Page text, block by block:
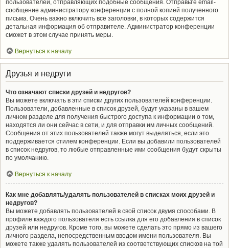
пользователей, отправляющих подобные сообщения. Отправьте email-
сообщение администратору конференции с полной копией полученного
письма. Очень важно включить все заголовки, в которых содержится
детальная информация об отправителе. Администратор конференции
сможет в этом случае принять меры.
Вернуться к началу
Друзья и недруги
Что означают списки друзей и недругов?
Вы можете включать в эти списки других пользователей конференции.
Пользователи, добавленные в список друзей, будут указаны в вашем
личном разделе для получения быстрого доступа к информации о том,
находятся ли они сейчас в сети, и для отправки им личных сообщений.
Сообщения от этих пользователей также могут выделяться, если это
поддерживается стилем конференции. Если вы добавили пользователей
в список недругов, то любые отправленные ими сообщения будут скрыты
по умолчанию.
Вернуться к началу
Как мне добавлять/удалять пользователей в списках моих друзей и
недругов?
Вы можете добавлять пользователей в свой список двумя способами. В
профиле каждого пользователя есть ссылка для его добавления в список
друзей или недругов. Кроме того, вы можете сделать это прямо из вашего
личного раздела, непосредственным вводом имени пользователя. Вы
можете также удалять пользователей из соответствующих списков на той